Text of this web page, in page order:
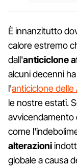
È innanzitutto
calore estremo
dall'anticiclone
alcuni decenni
l'anticiclone delle
le nostre estati.
avvicendamento
come
alterazioni
globale a causa